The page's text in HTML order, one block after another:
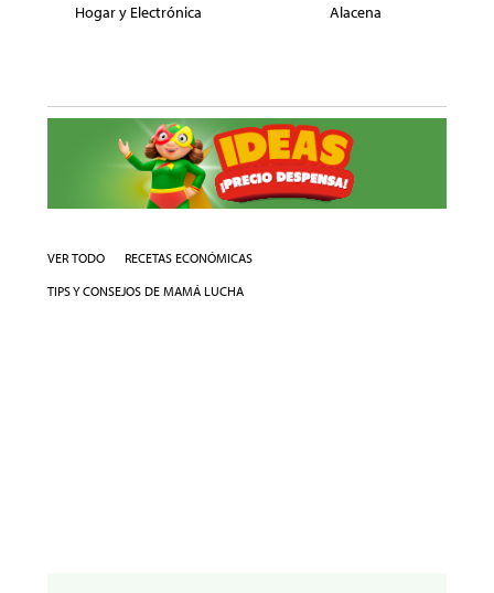
Hogar y Electrónica Alacena
VER TODO
RECETAS ECONÓMICAS
TIPS Y CONSEJOS DE MAMÁ LUCHA